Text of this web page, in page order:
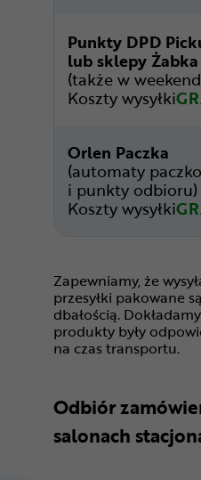
Punkty DPD
lub sklepy Żabka
(także w
Koszty wysyłki
Orlen Paczka
(automaty
i punkty odbioru)
Koszty wysyłki
Zapewniamy, że
przesyłki pakowane
dbałością.
produkty były
na czas transportu.
Odbiór
salonach